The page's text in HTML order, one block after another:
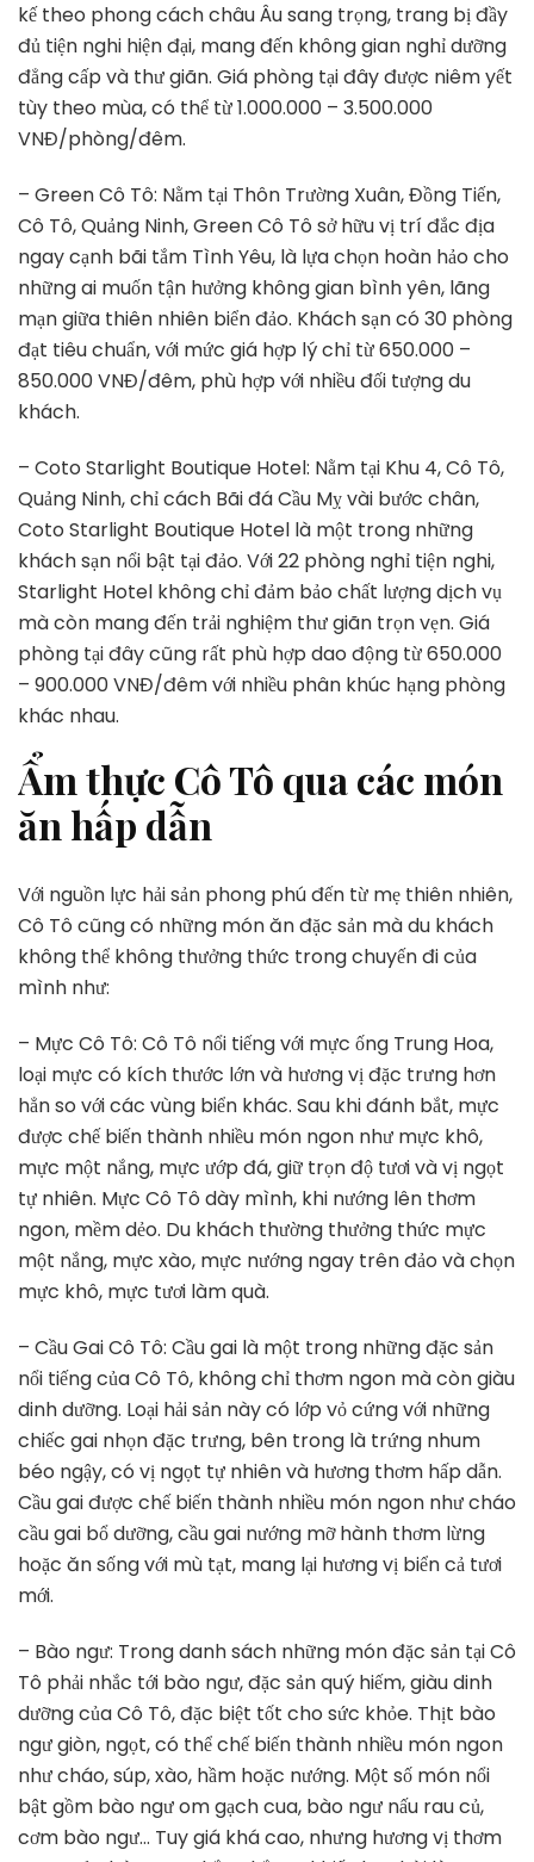
kế theo phong cách châu Âu sang trọng, trang bị đầy
đủ tiện nghi hiện đại, mang đến không gian nghỉ dưỡng
đẳng cấp và thư giãn. Giá phòng tại đây được niêm yết
tùy theo mùa, có thể từ 1.000.000 – 3.500.000
VNĐ/phòng/đêm.
– Green Cô Tô: Nằm tại Thôn Trường Xuân, Đồng Tiến,
Cô Tô, Quảng Ninh, Green Cô Tô sở hữu vị trí đắc địa
ngay cạnh bãi tắm Tình Yêu, là lựa chọn hoàn hảo cho
những ai muốn tận hưởng không gian bình yên, lãng
mạn giữa thiên nhiên biển đảo. Khách sạn có 30 phòng
đạt tiêu chuẩn, với mức giá hợp lý chỉ từ 650.000 –
850.000 VNĐ/đêm, phù hợp với nhiều đối tượng du
khách.
– Coto Starlight Boutique Hotel: Nằm tại Khu 4, Cô Tô,
Quảng Ninh, chỉ cách Bãi đá Cầu Mỵ vài bước chân,
Coto Starlight Boutique Hotel là một trong những
khách sạn nổi bật tại đảo. Với 22 phòng nghỉ tiện nghi,
Starlight Hotel không chỉ đảm bảo chất lượng dịch vụ
mà còn mang đến trải nghiệm thư giãn trọn vẹn. Giá
phòng tại đây cũng rất phù hợp dao động từ 650.000
– 900.000 VNĐ/đêm với nhiều phân khúc hạng phòng
khác nhau.
Ẩm thực Cô Tô qua các món
ăn hấp dẫn
Với nguồn lực hải sản phong phú đến từ mẹ thiên nhiên,
Cô Tô cũng có những món ăn đặc sản mà du khách
không thể không thưởng thức trong chuyến đi của
mình như:
– Mực Cô Tô: Cô Tô nổi tiếng với mực ống Trung Hoa,
loại mực có kích thước lớn và hương vị đặc trưng hơn
hẳn so với các vùng biển khác. Sau khi đánh bắt, mực
được chế biến thành nhiều món ngon như mực khô,
mực một nắng, mực ướp đá, giữ trọn độ tươi và vị ngọt
tự nhiên. Mực Cô Tô dày mình, khi nướng lên thơm
ngon, mềm dẻo. Du khách thường thưởng thức mực
một nắng, mực xào, mực nướng ngay trên đảo và chọn
mực khô, mực tươi làm quà.
– Cầu Gai Cô Tô: Cầu gai là một trong những đặc sản
nổi tiếng của Cô Tô, không chỉ thơm ngon mà còn giàu
dinh dưỡng. Loại hải sản này có lớp vỏ cứng với những
chiếc gai nhọn đặc trưng, bên trong là trứng nhum
béo ngậy, có vị ngọt tự nhiên và hương thơm hấp dẫn.
Cầu gai được chế biến thành nhiều món ngon như cháo
cầu gai bổ dưỡng, cầu gai nướng mỡ hành thơm lừng
hoặc ăn sống với mù tạt, mang lại hương vị biển cả tươi
mới.
– Bào ngư: Trong danh sách những món đặc sản tại Cô
Tô phải nhắc tới bào ngư, đặc sản quý hiếm, giàu dinh
dưỡng của Cô Tô, đặc biệt tốt cho sức khỏe. Thịt bào
ngư giòn, ngọt, có thể chế biến thành nhiều món ngon
như cháo, súp, xào, hầm hoặc nướng. Một số món nổi
bật gồm bào ngư om gạch cua, bào ngư nấu rau củ,
cơm bào ngư… Tuy giá khá cao, nhưng hương vị thơm